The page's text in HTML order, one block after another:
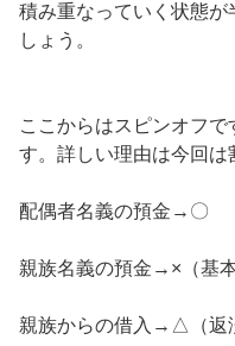
積み重なっていく状態
しょう。
ここからはスピンオフ
す。詳しい理由は今回は
配偶者名義の預金→〇
親族名義の預金→×（基
親族からの借入→△（返